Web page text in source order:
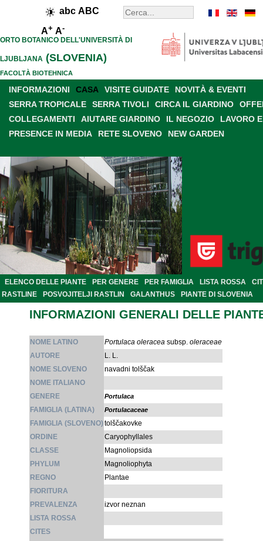
abc ABC
A+ A-
ORTO BOTANICO DELL'UNIVERSITÀ DI
LJUBLJANA (SLOVENIA)
FACOLTÀ BIOTEHNICA
INFORMAZIONI CASA VISITE GUIDATE
NOVITÀ & EVENTI
SERRA TROPICALE
SERRA TIVOLI CIRCA IL GIARDINO
COLLEGAMENTI
AIUTARE GIARDINO IL NEGOZIO
LAVORO
PRESENCE IN MEDIA
RETE SLOVENO NEW GARDEN
ELENCO DELLE PIANTE PER GENERE PER FAMIGLIA LISTA ROSSA
RASTLINE
POSVOJITELJI RASTLIN GALANTHUS PIANTE DI SLOVENIA
INFORMAZIONI GENERALI DELLE
NOME LATINO Portulaca oleracea subsp. oleraceae
AUTORE
L. L.
NOME SLOVENO
navadni tolščak
NOME ITALIANO
GENERE
Portulaca
FAMIGLIA (LATINA) Portulacaceae
FAMIGLIA (SLOVENO)tolščakovke
ORDINE
Caryophyllales
CLASSE
Magnoliopsida
PHYLUM
Magnoliophyta
REGNO
Plantae
FIORITURA
PREVALENZA
izvor neznan
LISTA ROSSA
CITES